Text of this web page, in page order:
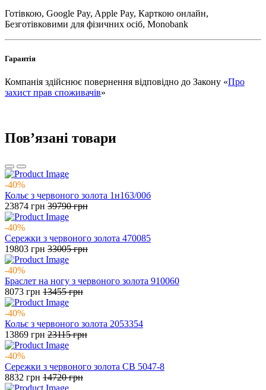
Готівкою, Google Pay, Apple Pay, Карткою онлайн,
Безготівковими для фізичних осіб, Monobank
Гарантія
Компанія здійснює повернення відповідно до Закону «Про
захист прав споживачів»
Повʼязані товари
-40%
Кольє з червоного золота 1н163/00б
23874 грн 39790грн
-40%
Сережки з червоного золота 470085
19803 грн 33005грн
-40%
Браслет на ногу з червоного золота 910060
8073 грн 13455грн
-40%
Кольє з червоного золота 2053354
13869 грн 23115грн
-40%
Сережки з червоного золота СВ 5047-8
8832 грн 14720грн